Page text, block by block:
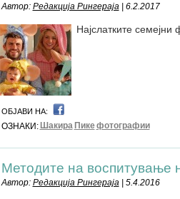
Автор: Редакција Рингераја| 6.2.2017
Најслатките
ОБЈАВИ НА:
ОЗНАКИ: Шакира Пикефотографии
Методите на воспитување
Автор: Редакција Рингераја| 5.4.2016